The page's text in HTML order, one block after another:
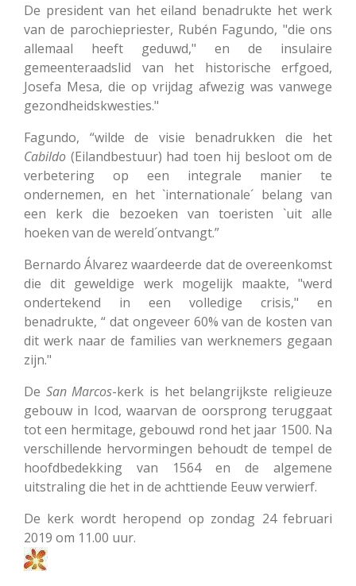
De president van het eiland benadrukte het werk
van de parochiepriester, Rubén Fagundo, "die ons
allemaal heeft geduwd," en de insulaire
gemeenteraadslid van het historische erfgoed,
Josefa Mesa, die op vrijdag afwezig was vanwege
gezondheidskwesties."
Fagundo, “wilde de visie benadrukken die het
Cabildo (Eilandbestuur) had toen hij besloot om de
verbetering op een integrale manier te
ondernemen, en het `internationale´ belang van
een kerk die bezoeken van toeristen `uit alle
hoeken van de wereld´ontvangt.”
Bernardo Álvarez waardeerde dat de overeenkomst
die dit geweldige werk mogelijk maakte, "werd
ondertekend in een volledige crisis," en
benadrukte, “ dat ongeveer 60% van de kosten van
dit werk naar de families van werknemers gegaan
zijn."
De San Marcos-kerk is het belangrijkste religieuze
gebouw in Icod, waarvan de oorsprong teruggaat
tot een hermitage, gebouwd rond het jaar 1500. Na
verschillende hervormingen behoudt de tempel de
hoofdbedekking van 1564 en de algemene
uitstraling die het in de achttiende Eeuw verwierf.
De kerk wordt heropend op zondag 24 februari
2019 om 11.00 uur.